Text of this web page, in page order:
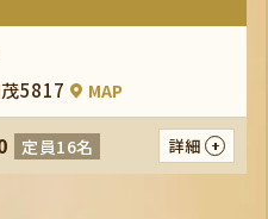
5817 MAP
定員16名 詳細